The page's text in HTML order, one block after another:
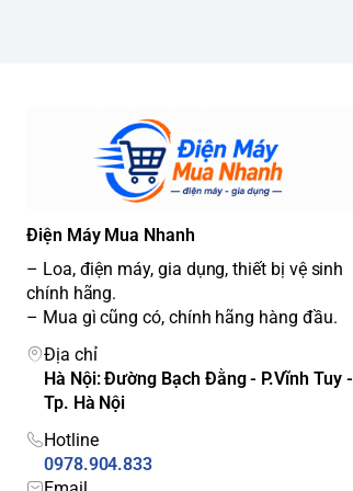
Điện Máy Mua Nhanh
– Loa, điện máy, gia dụng, thiết bị vệ sinh
chính hãng.
– Mua gì cũng có, chính hãng hàng đầu.
Địa chỉ
Hà Nội: Đường Bạch Đằng - P.Vĩnh Tuy -
Tp. Hà Nội
Hotline
0978.904.833